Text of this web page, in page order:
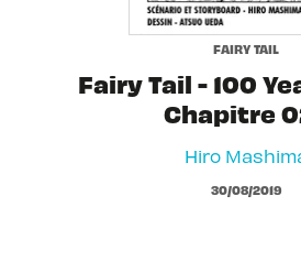
FAIRY TAIL
Fairy Tail - 100
Chapitre
Hiro
30/08/2019